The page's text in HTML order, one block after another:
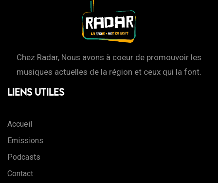
Chez Radar, Nous avons à coeur de promouvoir les
musiques actuelles de la région et ceux qui la font.
Liens Utiles
Accueil
Emissions
Podcasts
Contact